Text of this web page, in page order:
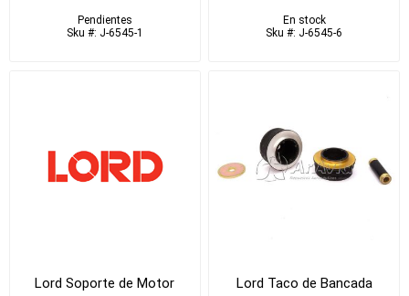
Pendientes
Sku #: J-6545-1
En stock
Sku #: J-6545-6
Lord Soporte de Motor Lord Taco de Bancada